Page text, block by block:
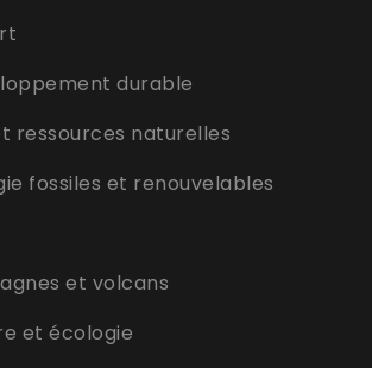
durable
ressources naturelles
fossiles et renouvelables
et volcans
et écologie